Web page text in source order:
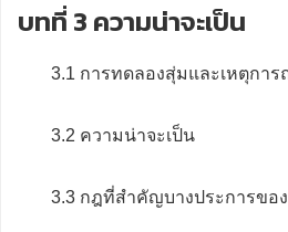
บทที่ 3 ความน่าจะเป็น
3.1 การทดลองสุ่มและเหตุกา
3.2 ความน่าจะเป็น
3.3 กฎที่สำคัญบางประการขอ